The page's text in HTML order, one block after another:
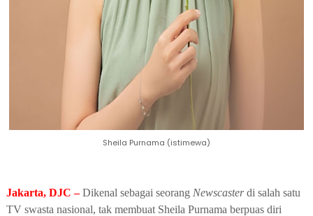
Sheila Purnama (istimewa)
Jakarta, DJC – Dikenal sebagai seorang Newscasterdi salah satu
TV swasta nasional, tak membuat Sheila Purnama berpuas diri